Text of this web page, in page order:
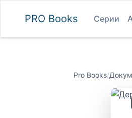
PRO Books Серии
Pro Books/